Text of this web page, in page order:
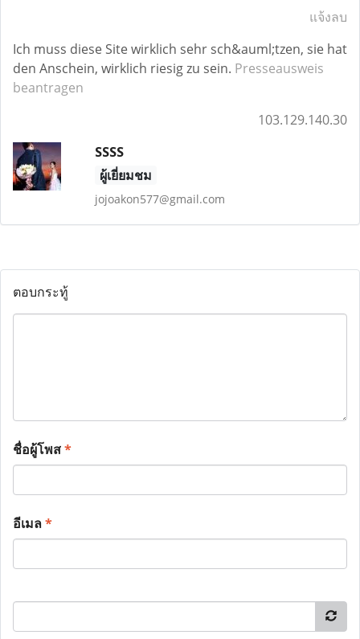
แจ้งลบ
Ich muss diese Site wirklich sehr sch&auml;tzen, sie hat
den Anschein, wirklich riesig zu sein. Presseausweis
beantragen
103.129.140.30
SSSS
ผู้เยี่ยมชม
jojoakon577@gmail.com
ตอบกระทู้
ชื่อผู้โพส*
อีเมล*